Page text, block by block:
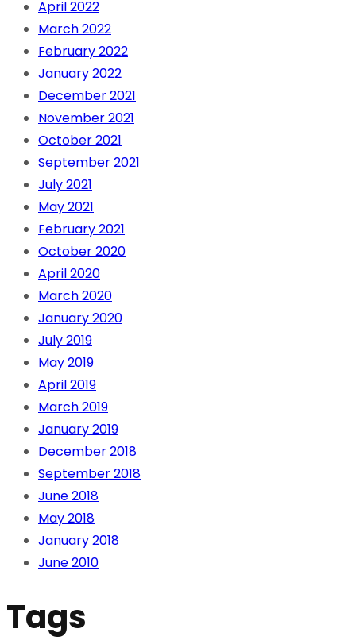
April 2022
March 2022
February 2022
January 2022
December 2021
November 2021
October 2021
September 2021
July 2021
May 2021
February 2021
October 2020
April 2020
March 2020
January 2020
July 2019
May 2019
April 2019
March 2019
January 2019
December 2018
September 2018
June 2018
May 2018
January 2018
June 2010
Tags